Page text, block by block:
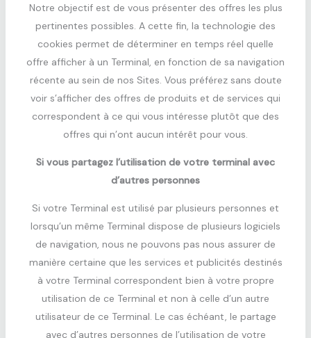
Notre objectif est de vous présenter des offres les plus
pertinentes possibles. A cette fin, la technologie des
cookies permet de déterminer en temps réel quelle
offre afficher à un Terminal, en fonction de sa navigation
récente au sein de nos Sites. Vous préférez sans doute
voir s’afficher des offres de produits et de services qui
correspondent à ce qui vous intéresse plutôt que des
offres qui n’ont aucun intérêt pour vous.
Si vous partagez l’utilisation de votre terminal avec
d’autres personnes
Si votre Terminal est utilisé par plusieurs personnes et
lorsqu’un même Terminal dispose de plusieurs logiciels
de navigation, nous ne pouvons pas nous assurer de
manière certaine que les services et publicités destinés
à votre Terminal correspondent bien à votre propre
utilisation de ce Terminal et non à celle d’un autre
utilisateur de ce Terminal. Le cas échéant, le partage
avec d’autres personnes de l’utilisation de votre